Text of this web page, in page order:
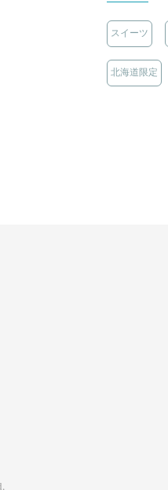
スイーツ
北海道限定